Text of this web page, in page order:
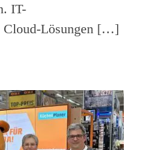
IT-
Cloud-Lösungen […]